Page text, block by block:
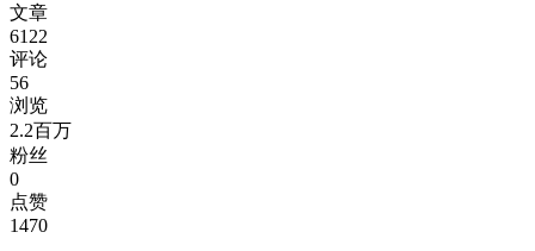
文章
6122
评论
56
浏览
2.2百万
粉丝
0
点赞
1470